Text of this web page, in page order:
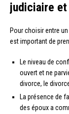
judiciaire et
Pour choisir entre un
est important de
Le niveau de
ouvert et ne
divorce, le
La présence de
des époux a